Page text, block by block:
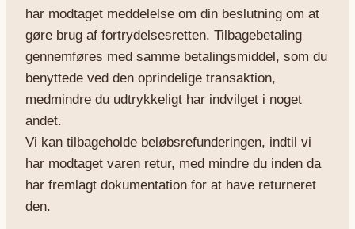
har modtaget meddelelse om din beslutning om at
gøre brug af fortrydelsesretten. Tilbagebetaling
gennemføres med samme betalingsmiddel, som du
benyttede ved den oprindelige transaktion,
medmindre du udtrykkeligt har indvilget i noget
andet.
Vi kan tilbageholde beløbsrefunderingen, indtil vi
har modtaget varen retur, med mindre du inden da
har fremlagt dokumentation for at have returneret
den.